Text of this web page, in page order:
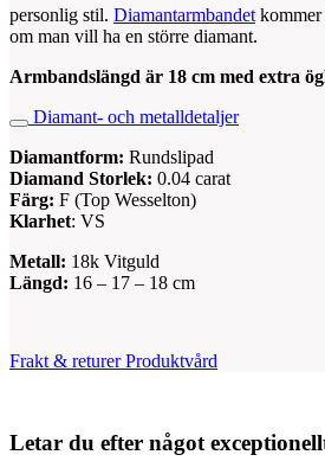
personlig stil. Diamantarmbandet kommer
om man vill ha en större diamant.
Armbandslängd är 18 cm med extra
Diamant- och metalldetaljer
Diamantform: Rundslipad
Diamand Storlek: 0.04 carat
Färg: F (Top Wesselton)
Klarhet: VS
Metall: 18k Vitguld
Längd: 16 – 17 – 18 cm
Frakt & returer Produktvård
Letar du efter något